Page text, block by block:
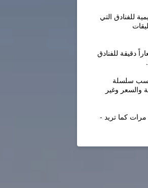
للفنادق التي
دقيقة للفنادق
سلسلة
والسعر وغير
كما تريد -